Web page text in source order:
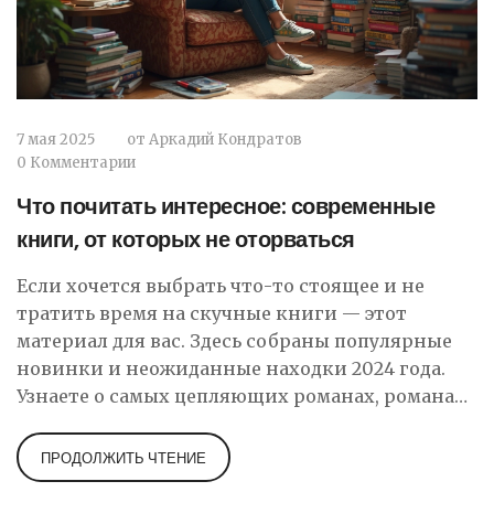
7 мая 2025 от Аркадий Кондратов
0 Комментарии
Что почитать интересное: современные
книги, от которых не оторваться
Если хочется выбрать что-то стоящее и не
тратить время на скучные книги — этот
материал для вас. Здесь собраны популярные
новинки и неожиданные находки 2024 года.
Узнаете о самых цепляющих романах, романах-
доброй современной прозе. Делюсь фактами и
полезными советами, где искать вдохновение
ПРОДОЛЖИТЬ ЧТЕНИЕ